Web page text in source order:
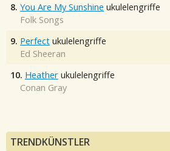
8. You Are My Sunshine ukulelengriffe
Folk Songs
9. Perfect ukulelengriffe
Ed Sheeran
10. Heather ukulelengriffe
Conan Gray
TRENDKÜNSTLER